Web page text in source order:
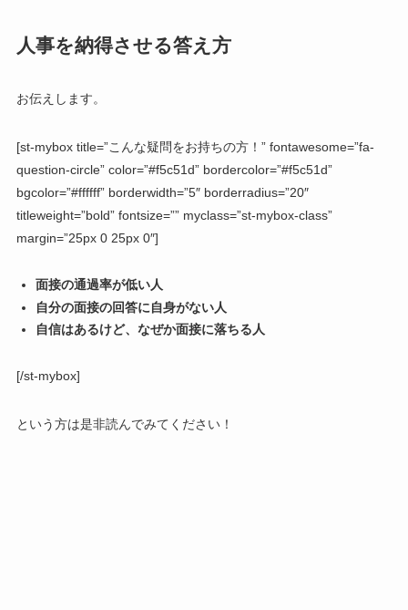
人事を納得させる答え方
お伝えします。
[st-mybox title=”こんな疑問をお持ちの方！” fontawesome=”fa-
question-circle” color=”#f5c51d” bordercolor=”#f5c51d”
bgcolor=”#ffffff” borderwidth=”5″ borderradius=”20″
titleweight=”bold” fontsize=”” myclass=”st-mybox-class”
margin=”25px 0 25px 0″]
面接の通過率が低い人
自分の面接の回答に自身がない人
自信はあるけど、なぜか面接に落ちる人
[/st-mybox]
という方は是非読んでみてください！